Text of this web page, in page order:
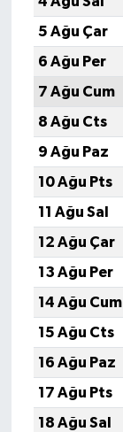
5 Ağu Çar
6 Ağu Per
7 Ağu Cum
8 Ağu Cts
9 Ağu Paz
10 Ağu Pts
11 Ağu Sal
12 Ağu Çar
13 Ağu Per
14 Ağu Cum
15 Ağu Cts
16 Ağu Paz
17 Ağu Pts
18 Ağu Sal